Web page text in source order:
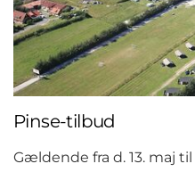
Pinse-tilbud
Gældende fra d. 13. maj til